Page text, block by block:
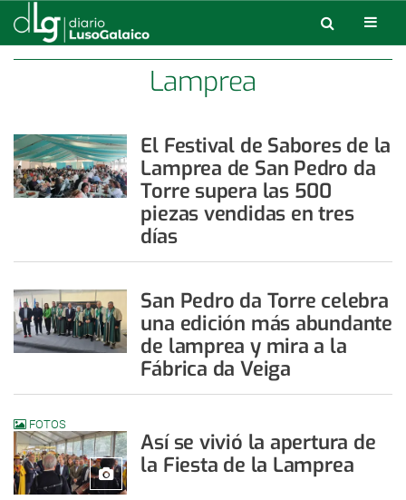
Lamprea
El Festival de Sabores de la
Lamprea de San Pedro da
Torre supera las 500
piezas vendidas en tres
días
San Pedro da Torre celebra
una edición más abundante
de lamprea y mira a la
Fábrica da Veiga
FOTOS
Así se vivió la apertura de
la Fiesta de la Lamprea